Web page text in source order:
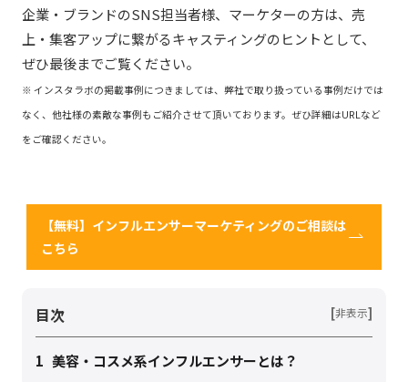
企業・ブランドのSNS担当者様、マーケターの方は、売
上・集客アップに繋がるキャスティングのヒントとして、
ぜひ最後までご覧ください。
※ インスタラボの掲載事例につきましては、弊社で取り扱っている事例だけでは
なく、他社様の素敵な事例もご紹介させて頂いております。ぜひ詳細はURLなど
をご確認ください。
【無料】インフルエンサーマーケティングのご相談は
こちら
目次 [非表示]
1 美容・コスメ系インフルエンサーとは？